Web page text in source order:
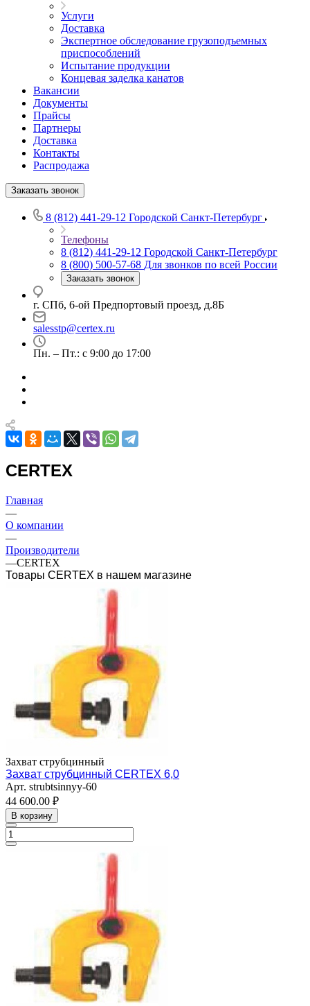
Услуги
Доставка
Экспертное обследование грузоподъемных
приспособлений
Испытание продукции
Концевая заделка канатов
Вакансии
Документы
Прайсы
Партнеры
Доставка
Контакты
Распродажа
Заказать звонок
8 (812) 441-29-12 Городской Санкт-Петербург
Телефоны
8 (812) 441-29-12 Городской Санкт-Петербург
8 (800) 500-57-68 Для звонков по всей России
Заказать звонок
г. СПб, 6-ой Предпортовый проезд, д.8Б
salesstp@certex.ru
Пн. – Пт.: с 9:00 до 17:00
CERTEX
Главная
—
О компании
—
Производители
—CERTEX
Товары CERTEX в нашем магазине
Захват струбцинный
Захват струбцинный CERTEX 6,0
Арт. strubtsinnyy-60
44 600.00 ₽
В корзину